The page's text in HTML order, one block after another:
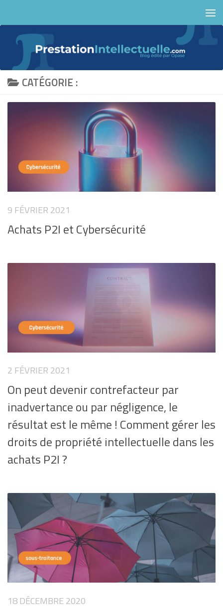
CATÉGORIE :
9 FÉVRIER 2021
Achats P2I et Cybersécurité
2 FÉVRIER 2021
On peut devenir contrefacteur par
inadvertance ou par négligence, le
résultat est le même ! Comment gérer les
droits de propriété intellectuelle dans les
achats P2I ?
18 DÉCEMBRE 2020